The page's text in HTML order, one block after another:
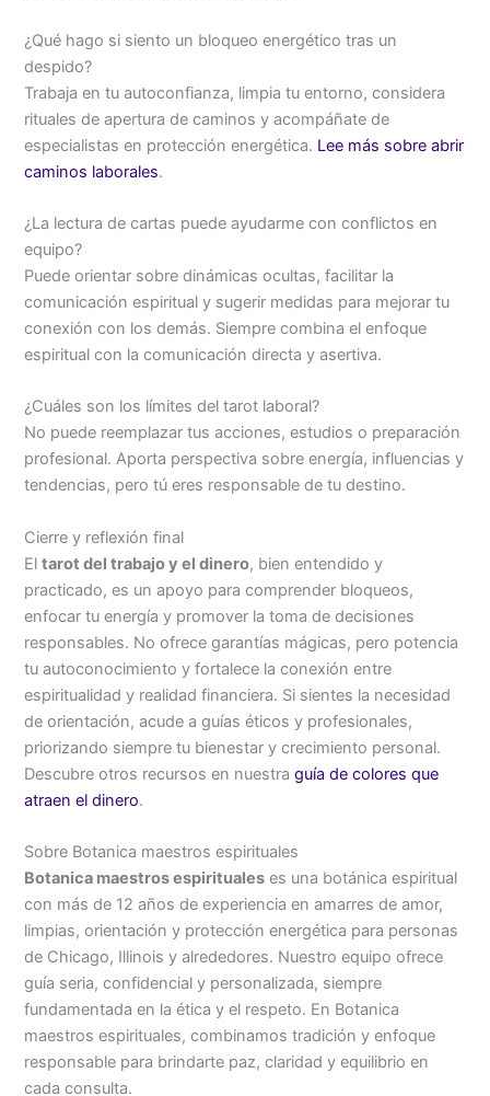
¿Qué hago si siento un bloqueo energético tras un
despido?
Trabaja en tu autoconfianza, limpia tu entorno, considera
rituales de apertura de caminos y acompáñate de
especialistas en protección energética. Lee más sobre abrir
caminos laborales.
¿La lectura de cartas puede ayudarme con conflictos en
equipo?
Puede orientar sobre dinámicas ocultas, facilitar la
comunicación espiritual y sugerir medidas para mejorar tu
conexión con los demás. Siempre combina el enfoque
espiritual con la comunicación directa y asertiva.
¿Cuáles son los límites del tarot laboral?
No puede reemplazar tus acciones, estudios o preparación
profesional. Aporta perspectiva sobre energía, influencias y
tendencias, pero tú eres responsable de tu destino.
Cierre y reflexión final
Eltarot del trabajo y el dinero, bien entendido y
practicado, es un apoyo para comprender bloqueos,
enfocar tu energía y promover la toma de decisiones
responsables. No ofrece garantías mágicas, pero potencia
tu autoconocimiento y fortalece la conexión entre
espiritualidad y realidad financiera. Si sientes la necesidad
de orientación, acude a guías éticos y profesionales,
priorizando siempre tu bienestar y crecimiento personal.
Descubre otros recursos en nuestraguía de colores que
atraen el dinero.
Sobre Botanica maestros espirituales
Botanica maestros espirituales es una botánica espiritual
con más de 12 años de experiencia en amarres de amor,
limpias, orientación y protección energética para personas
de Chicago, Illinois y alrededores. Nuestro equipo ofrece
guía seria, confidencial y personalizada, siempre
fundamentada en la ética y el respeto. En Botanica
maestros espirituales, combinamos tradición y enfoque
responsable para brindarte paz, claridad y equilibrio en
cada consulta.